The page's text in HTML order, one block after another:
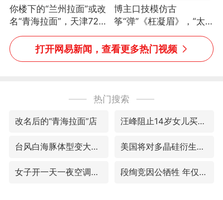
你楼下的“兰州拉面”或改
名“青海拉面”，天津72家
面馆已集体更换招牌
博主口技模仿古
筝“弹”《枉凝眉》，“太
像了～你是吃古筝长大的
吗？”“或将成为首位考级
不带古筝的选手。”（来
打开网易新闻，查看更多热门视频
热门搜索
改名后的“青海拉面”店 汪峰阻止14岁女儿买大牌
台风白海豚体型变大近似13个浙江面积 美国将对多晶硅衍生品加征15%关税
女子开一天一夜空调后二氧化碳中毒 段绚竞因公牺牲 年仅44岁